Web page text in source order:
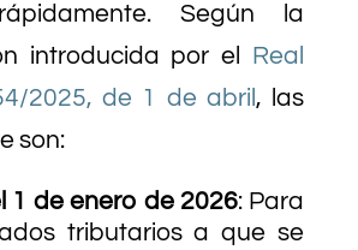
Según la
introducida por el
Real
2025, de 1 de abril , las
son:
1 de enero de 2026: Para
tributarios a que se